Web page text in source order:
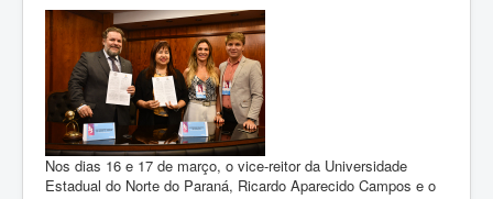
Nos dias 16 e 17 de março, o vice-reitor da Universidade
Estadual do Norte do Paraná, Ricardo Aparecido Campos e o